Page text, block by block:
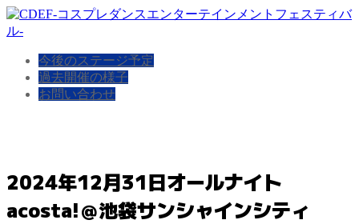
今後のステージ予定
過去開催の様子
お問い合わせ
2024年12月31日オールナイト
acosta!＠池袋サンシャインシティ